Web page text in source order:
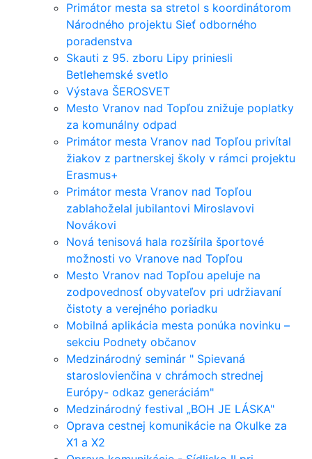
Primátor mesta sa stretol s koordinátorom
Národného projektu Sieť odborného
poradenstva
Skauti z 95. zboru Lipy priniesli
Betlehemské svetlo
Výstava ŠEROSVET
Mesto Vranov nad Topľou znižuje poplatky
za komunálny odpad
Primátor mesta Vranov nad Topľou privítal
žiakov z partnerskej školy v rámci projektu
Erasmus+
Primátor mesta Vranov nad Topľou
zablahoželal jubilantovi Miroslavovi
Novákovi
Nová tenisová hala rozšírila športové
možnosti vo Vranove nad Topľou
Mesto Vranov nad Topľou apeluje na
zodpovednosť obyvateľov pri udržiavaní
čistoty a verejného poriadku
Mobilná aplikácia mesta ponúka novinku –
sekciu Podnety občanov
Medzinárodný seminár " Spievaná
staroslovienčina v chrámoch strednej
Európy- odkaz generáciám"
Medzinárodný festival „BOH JE LÁSKA"
Oprava cestnej komunikácie na Okulke za
X1 a X2